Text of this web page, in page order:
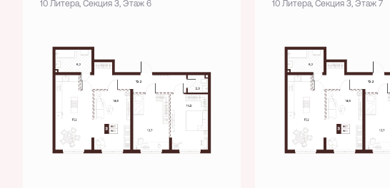
10 Литера, Секция 3, Этаж 6 10 Литера, Секция 3, Этаж 7